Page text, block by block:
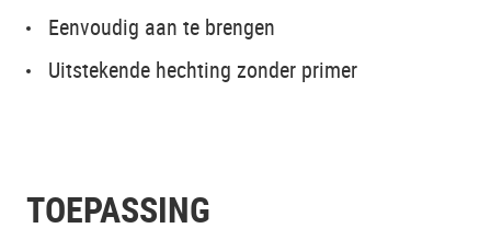
Eenvoudig aan te brengen
Uitstekende hechting zonder primer
TOEPASSING